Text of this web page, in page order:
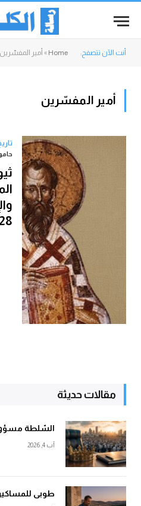
أنت الآن تتصفح: Home
» أمير المفسّرين
أمير المفسّرين
مقالات حديثة
السّلطة
آب 4, 2026
طوبى